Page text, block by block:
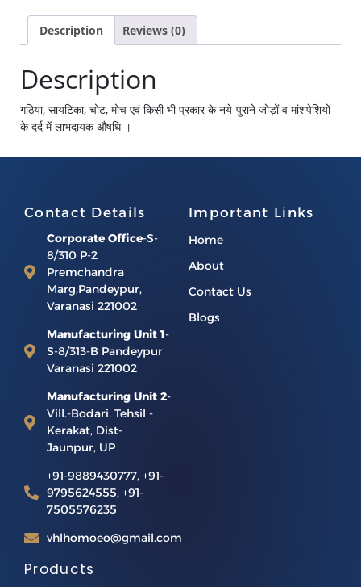
Description Reviews (0)
Description
गठिया, सायटिका, चोट, मोच एवं किसी भी प्रकार के नये-पुराने जोड़ों व मांशपेशियों
के दर्द में लाभदायक औषधि ।
Contact Details
Corporate Office-S-
8/310 P-2
Premchandra
Marg,Pandeypur,
Varanasi 221002
Manufacturing Unit 1-
S-8/313-B Pandeypur
Varanasi 221002
Manufacturing Unit 2-
Vill.-Bodari. Tehsil -
Kerakat, Dist-
Jaunpur, UP
+91-9889430777, +91-
9795624555, +91-
7505576235
vhlhomoeo@gmail.com
Important Links
Home
About
Contact Us
Blogs
Products